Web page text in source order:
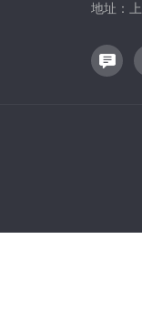
地址：